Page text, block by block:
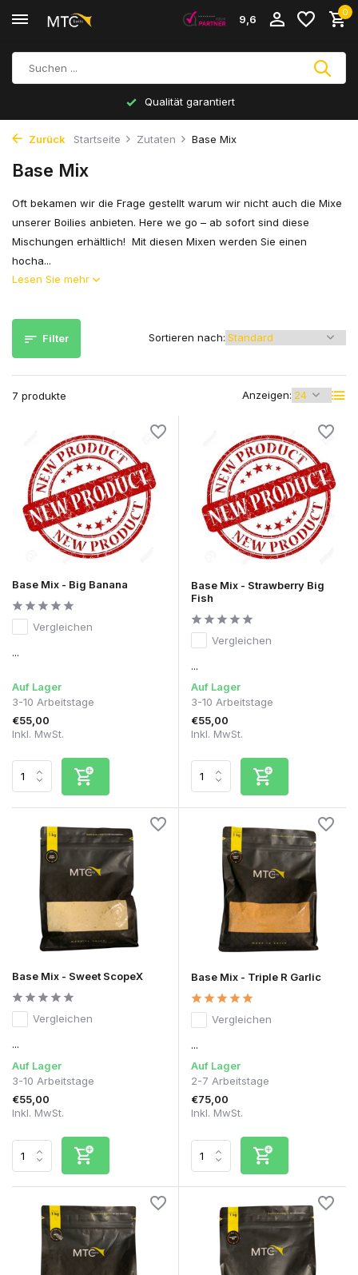
9,6
0
Qualität garantiert
Zurück Startseite Zutaten Base Mix
Base Mix
Oft bekamen wir die Frage gestellt warum wir nicht auch die Mixe
unserer Boilies anbieten. Here we go – ab sofort sind diese
Mischungen erhältlich! Mit diesen Mixen werden Sie einen
hocha...
Lesen Sie mehr
Filter
7 produkte Anzeigen:
Sortieren nach:
Base Mix - Big Banana
Vergleichen
...
Auf Lager
3-10 Arbeitstage
€55,00
Inkl. MwSt.
Base Mix - Strawberry Big
Fish
Vergleichen
...
Auf Lager
3-10 Arbeitstage
€55,00
Inkl. MwSt.
Base Mix - Sweet ScopeX
Vergleichen
...
Auf Lager
3-10 Arbeitstage
€55,00
Inkl. MwSt.
Base Mix - Triple R Garlic
Vergleichen
...
Auf Lager
2-7 Arbeitstage
€75,00
Inkl. MwSt.